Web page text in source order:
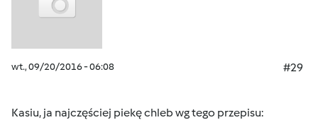
wt., 09/20/2016 - 06:08 #29
Kasiu, ja najczęściej piekę chleb wg tego przepisu: